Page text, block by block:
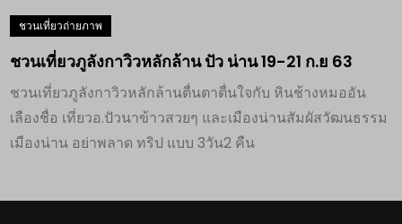
ชวนเที่ยวภูลังกาวิวหลักล้าน ปัว น่าน 19-21 ก.ย 63
ชวนเที่ยวภูลังกาวิวหลักล้านตื่นตาตื่นใจกับ หินช้างหมออัน
เลืองชื่อ เที่ยวอ.ปัวนาข้าวสวยๆ และเมืองน่านสัมผัสวัฒนธรรม
เมืองน่าน อย่าพลาด ทริป แบบ 3วัน2 คืน